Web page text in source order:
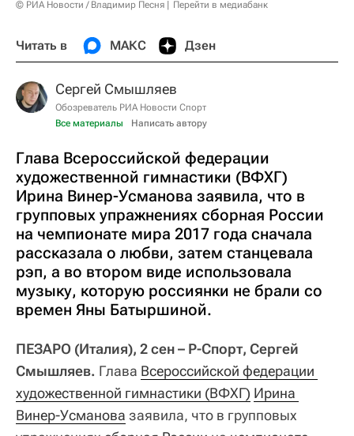
© РИА Новости / Владимир Песня Перейти в медиабанк
Читать в МАКС Дзен
Сергей Смышляев
Обозреватель РИА Новости Спорт
Все материалы
Написать автору
Глава Всероссийской федерации
художественной гимнастики (ВФХГ)
Ирина Винер-Усманова заявила, что в
групповых упражнениях сборная России
на чемпионате мира 2017 года сначала
рассказала о любви, затем станцевала
рэп, а во втором виде использовала
музыку, которую россиянки не брали со
времен Яны Батыршиной.
ПЕЗАРО (Италия), 2 сен – Р-Спорт, Сергей
Смышляев. Глава Всероссийской федерации
художественной гимнастики (ВФХГ) Ирина
Винер-Усманова заявила, что в групповых